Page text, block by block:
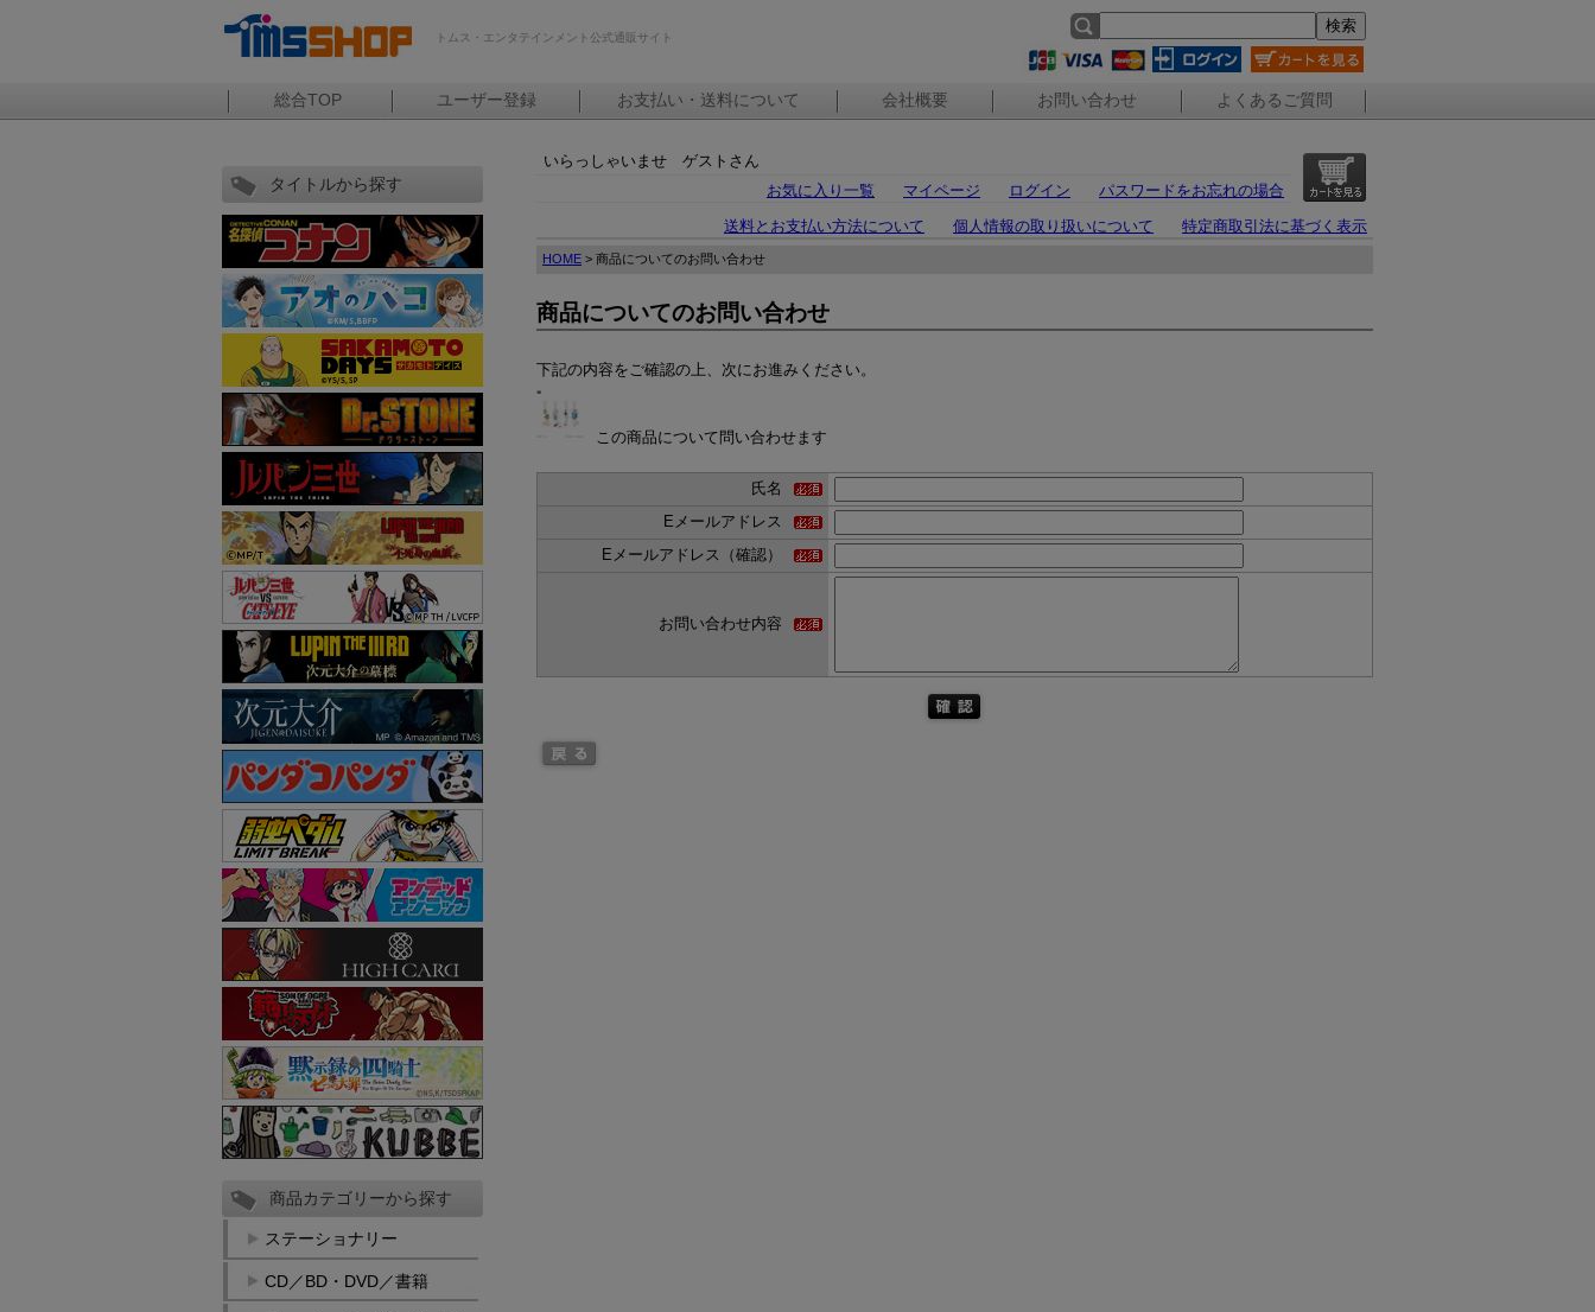
トムス・エンタテインメント公式通販サイト
総合TOP ユーザー登録 お支払い・送料について 会社概要 お問い合わせ よくあるご質問
タイトルから探す
商品カテゴリーから探す
ステーショナリー
CD／BD・DVD／書籍
いらっしゃいませ ゲストさん
お気に入り一覧
マイページ ログイン
パスワードをお忘れの場合
送料とお支払い方法について
個人情報の取り扱いについて 特定商取引法に基づく表示
HOME > 商品についてのお問い合わせ
商品についてのお問い合わせ
下記の内容をご確認の上、次にお進みください。
この商品について問い合わせます
氏名
Eメールアドレス
Eメールアドレス（確認）
お問い合わせ内容